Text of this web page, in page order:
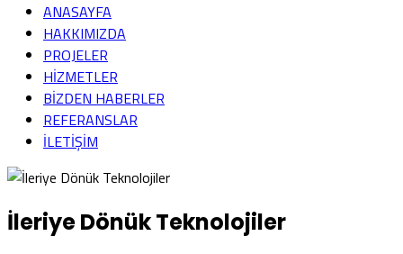
ANASAYFA
HAKKIMIZDA
PROJELER
HİZMETLER
BİZDEN HABERLER
REFERANSLAR
İLETİŞİM
İleriye Dönük Teknolojiler